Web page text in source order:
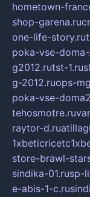
hometown-
shop-garena.ru
one-life-story.ru
poka-vse-
g2012.rutst-1.ru
g-2012.ruops-
poka-vse-
tehosmotre.ru
raytor-d.ru
store-brawl-
sindika-01.rusp-
e-abis-1-c.ru